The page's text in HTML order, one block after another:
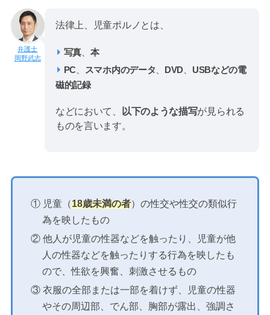
岡野武志
法律上、児童ポルノとは、
写真
本
PC
スマホ内のデータ DVD
USBなどの電
磁的記録
などにおいて、 以下のような描写が見られる
ものを言います。
① 児童（18歳未満の者）の性交や性交の類似行
為を映したもの
② 他人が児童の性器などを触ったり、児童が他
人の性器などを触ったりする行為を映したも
ので、性欲を興奮、刺激させるもの
③ 衣服の全部または一部を着けず、児童の性器
やその周辺部、でん部、胸部が露出、強調さ